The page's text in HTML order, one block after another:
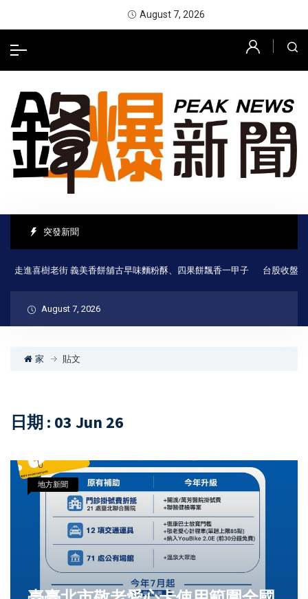
August 7, 2026
突發新聞
進喜樹老街 義美香餅舖古早味麵粉酥、四果餅飄香一甲子 台股收盤小
August 7, 2026
家 貼文
日期 : 03 Jun 26
地方新聞